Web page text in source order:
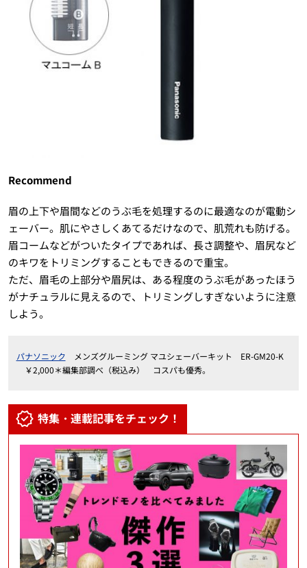
Recommend
眉の上下や眉間などのうぶ毛を処理するのに最適なのが電動シ
ェーバー。肌にやさしくあてるだけなので、肌荒れも防げる。
眉コームなどがついたタイプであれば、長さ調整や、眉尻など
のキワをトリミングすることもできるので重宝。
ただ、眉毛の上部分や眉尻は、ある程度のうぶ毛があったほう
がナチュラルに見えるので、トリミングしすぎないように注意
しよう。
パナソニック メンズグルーミング マユシェーバーキット ER-GM20-K
￥2,000＊編集部調べ（税込み） コスパも優秀。
特集・連載記事をチェック！